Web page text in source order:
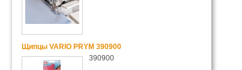
Щипцы VARIO PRYM 390900
390900